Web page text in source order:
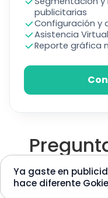
publicitarias
Configuración y
Asistencia
Reporte gráfica
Ya gaste en
hace diferente